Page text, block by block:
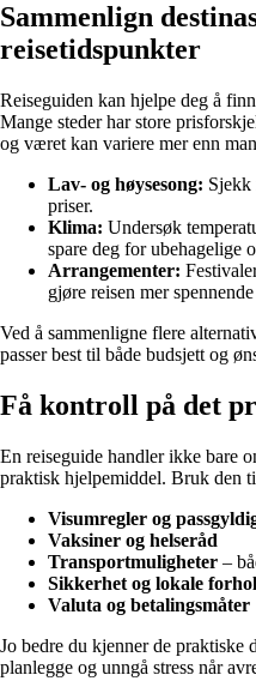
Sammenlign
reisetidspunkter
Reiseguiden kan hjelpe deg å
Mange steder har store
og været kan variere mer enn
Lav- og høysesong: Sjekk
priser.
Klima: Undersøk
spare deg for ubehagelige
Arrangementer:
gjøre reisen mer
Ved å sammenligne flere
passer best til både budsjett og
Få kontroll på det
En reiseguide handler ikke bare
praktisk hjelpemiddel. Bruk den
Visumregler og
Vaksiner og helseråd
Transportmuligheter –
Sikkerhet og lokale
Valuta og betalingsmåter
Jo bedre du kjenner de praktiske
planlegge og unngå stress når